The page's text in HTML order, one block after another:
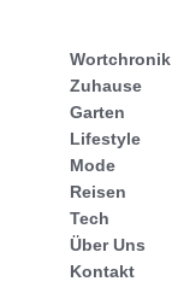
Wortchronik
Zuhause
Garten
Lifestyle
Mode
Reisen
Tech
Über Uns
Kontakt